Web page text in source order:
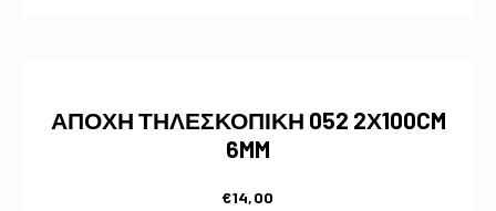
ΑΠΟΧΗ ΤΗΛΕΣΚΟΠΙΚΗ 052 2Χ100CM
6MM
€14,00